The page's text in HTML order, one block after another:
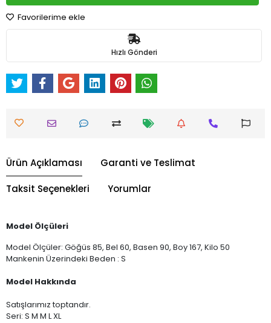
Favorilerime ekle
Hızlı Gönderi
Ürün Açıklaması Garanti ve Teslimat
Taksit Seçenekleri Yorumlar
Model Ölçüleri
Model Ölçüler: Göğüs 85, Bel 60, Basen 90, Boy 167, Kilo 50
Mankenin Üzerindeki Beden : S
Model Hakkında
Satışlarımız toptandır.
Seri: S M M L XL